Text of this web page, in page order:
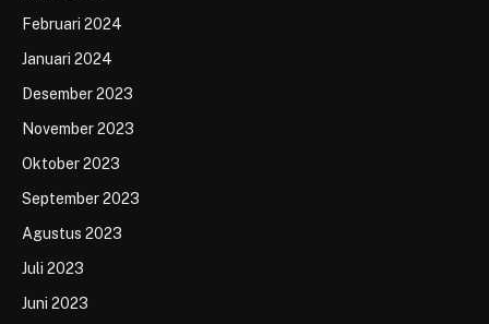
Februari 2024
Januari 2024
Desember 2023
November 2023
Oktober 2023
September 2023
Agustus 2023
Juli 2023
Juni 2023